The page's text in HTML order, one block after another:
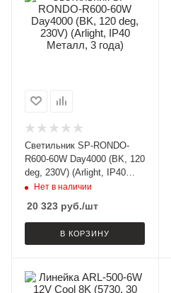
Светильник SP-RONDO-
R600-60W Day4000 (BK, 120
deg, 230V) (Arlight, IP40
Металл, 3 года)
Нет в наличии
20 323 руб./шт
В КОРЗИНУ